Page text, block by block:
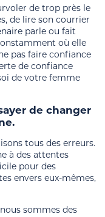
de trop près le
de lire son courrier
parle ou fait
où elle
pas faire confiance
de confiance
de votre femme
de changer
tous des erreurs.
à des attentes
pour des
envers eux-mêmes,
sommes des